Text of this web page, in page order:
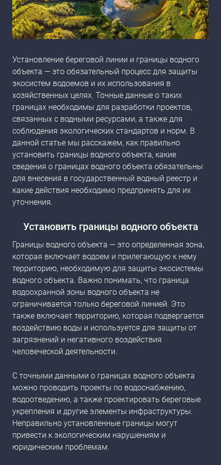
Установление береговой линии и границы водного
объекта — это обязательный процесс для защиты
экосистем водоемов и их использования в
хозяйственных целях. Точные данные о таких
границах необходимы для разработки проектов,
связанных с водными ресурсами, а также для
соблюдения экологических стандартов и норм. В
данной статье мы расскажем, как правильно
установить границы водного объекта, какие
сведения о границах водного объекта обязательны
для внесения в государственный водный реестр и
какие действия необходимо предпринять для их
уточнения.
Установить границы водного объекта
Границы водного объекта — это определенная зона,
которая включает водоем и прилегающую к нему
территорию, необходимую для защиты экосистемы
водного объекта. Важно понимать, что граница
водоохранной зоны водного объекта не
ограничивается только береговой линией. Это
также включает территорию, которая подвергается
воздействию воды и используется для защиты от
загрязнений и негативного воздействия
человеческой деятельности.
С точными данными о границах водного объекта
можно проводить проекты по водоснабжению,
водоотведению, а также проектировать береговые
укрепления и другие элементы инфраструктуры.
Неправильно установленные границы могут
привести к экологическим нарушениям и
юридическим проблемам.